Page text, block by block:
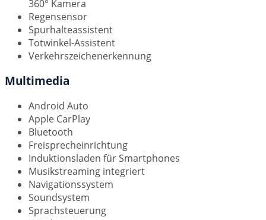
360° Kamera
Regensensor
Spurhalteassistent
Totwinkel-Assistent
Verkehrszeichenerkennung
Multimedia
Android Auto
Apple CarPlay
Bluetooth
Freisprecheinrichtung
Induktionsladen für Smartphones
Musikstreaming integriert
Navigationssystem
Soundsystem
Sprachsteuerung